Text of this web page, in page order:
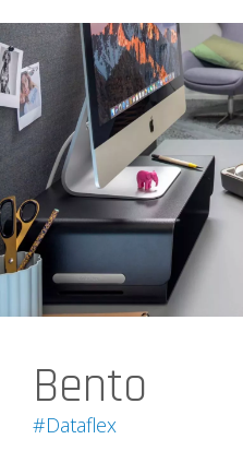
Bento
#Dataflex